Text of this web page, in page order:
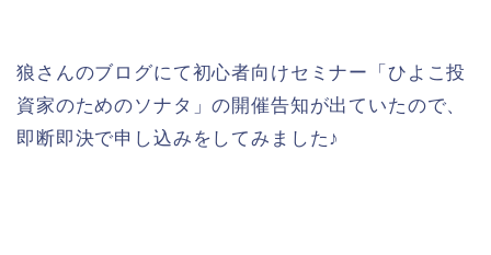
狼さんのブログにて初心者向けセミナー「ひよこ投
資家のためのソナタ」の開催告知が出ていたので、
即断即決で申し込みをしてみました♪